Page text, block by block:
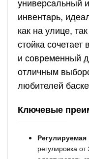
инвентарь,
как на улице,
стойка сочетает
и современный
отличным
любителей
Ключевые
регулировка